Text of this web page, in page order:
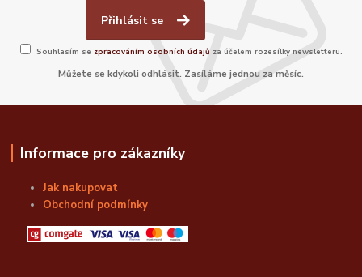
Přihlásit se
Souhlasím se zpracováním osobních údajů za účelem rozesílky newsletteru.
Můžete se kdykoli odhlásit. Zasíláme jednou za měsíc.
Informace pro zákazníky
Jak nakupovat
Obchodní podmínky